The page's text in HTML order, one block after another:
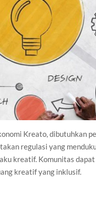
Kreato, dibutuhkan
regulasi yang
kreatif. Komunitas
kreatif yang inklusif.